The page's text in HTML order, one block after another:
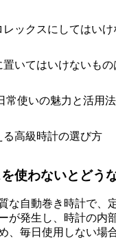
レックスにしてはいけ
いてはいけないもの
常使いの魅力と活用法
る高級時計の選び方
使わないとどう
な自動巻き時計で、
が発生し、時計の内
、毎日使用しない場